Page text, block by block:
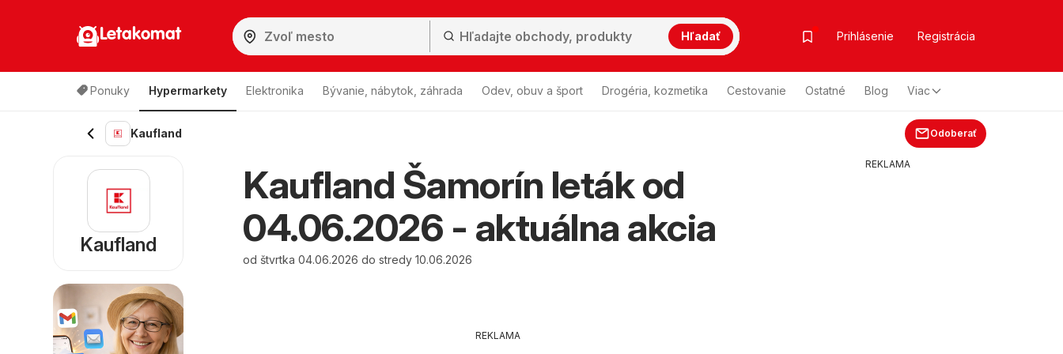
Letakomat Hľadať Prihlásenie Registrácia
Ponuky Hypermarkety Elektronika Bývanie, nábytok, záhrada Odev, obuv a šport Drogéria, kozmetika Cestovanie Ostatné Blog Viac
Kaufland Odoberať
Kaufland Šamorín leták od
04.06.2026 - aktuálna akcia
od štvrtka 04.06.2026 do stredy 10.06.2026
REKLAMA
Kaufland
REKLAMA